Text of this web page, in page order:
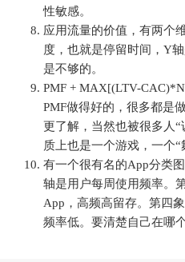
性敏感。
应用流量的价值，有两个
度，也就是停留时间，Y
是不够的。
PMF + MAX[(LTV-
PMF做得好的，很多都是
更了解，当然也被很多人
质上也是一个游戏，一个“
有一个很有名的App分类
轴是用户每周使用频率。
App，高频高留存。第四
频率低。要清楚自己在哪